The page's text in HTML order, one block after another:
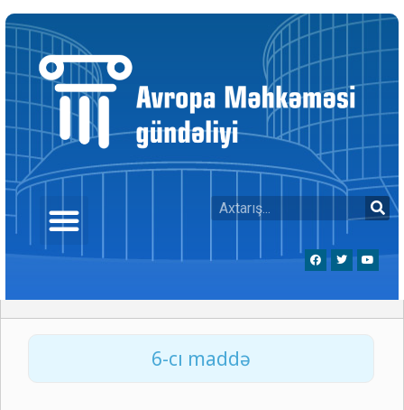
6-cı maddə